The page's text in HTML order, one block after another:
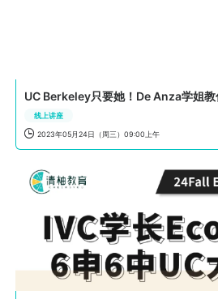
线上讲座
 2023年05月24日（周三）09:00上午